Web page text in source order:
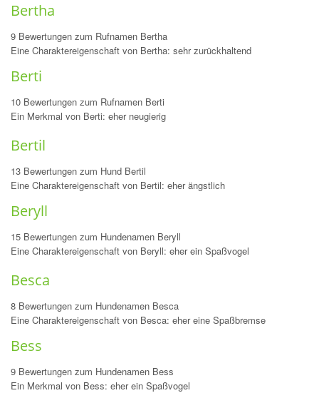
Bertha
9 Bewertungen zum Rufnamen Bertha
Eine Charaktereigenschaft von Bertha: sehr zurückhaltend
Berti
10 Bewertungen zum Rufnamen Berti
Ein Merkmal von Berti: eher neugierig
Bertil
13 Bewertungen zum Hund Bertil
Eine Charaktereigenschaft von Bertil: eher ängstlich
Beryll
15 Bewertungen zum Hundenamen Beryll
Eine Charaktereigenschaft von Beryll: eher ein Spaßvogel
Besca
8 Bewertungen zum Hundenamen Besca
Eine Charaktereigenschaft von Besca: eher eine Spaßbremse
Bess
9 Bewertungen zum Hundenamen Bess
Ein Merkmal von Bess: eher ein Spaßvogel